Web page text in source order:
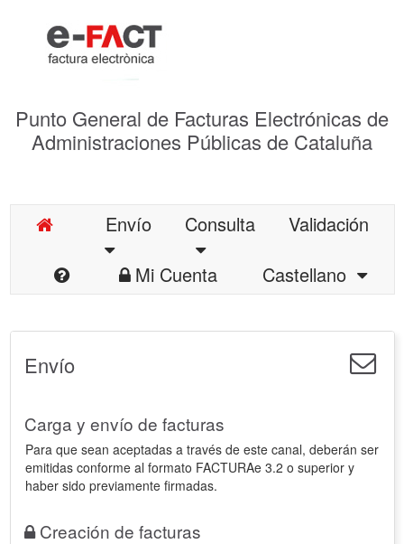
Punto General de Facturas Electrónicas de
Administraciones Públicas de Cataluña
Envío Consulta
Validación
Mi Cuenta
Castellano
Envío
Carga y envío de facturas
Para que sean aceptadas a través de este canal, deberán ser
emitidas conforme al formato FACTURAe 3.2 o superior y
haber sido previamente firmadas.
Creación de facturas